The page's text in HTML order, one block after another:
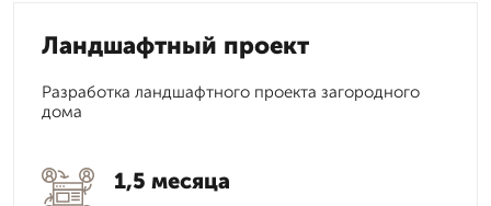
Ландшафтный проект
Разработка ландшафтного проекта загородного
дома
1,5 месяца